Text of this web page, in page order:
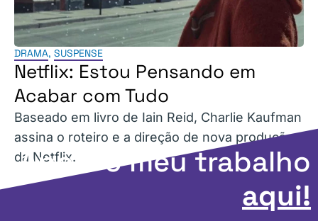
DRAMA, SUSPENSE
Netflix: Estou Pensando em
Acabar com Tudo
Baseado em livro de Iain Reid, Charlie Kaufman
assina o roteiro e a direção de nova produção
da Netflix.
Apoie o meu trabalho
aqui!